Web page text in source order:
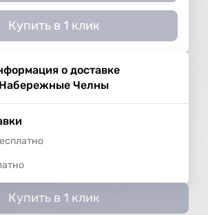
Купить в 1 клик
о доставке
Набережные Челны
Бесплатно
Купить в 1 клик